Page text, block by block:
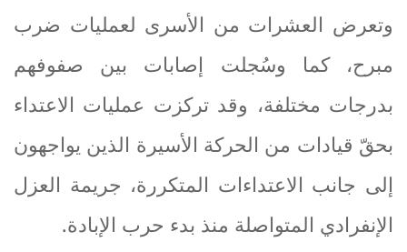
وتعرض العشرات من الأسرى لعمليات ضرب
مبرح، كما وسُجلت إصابات بين صفوفهم
بدرجات مختلفة، وقد تركزت عمليات الاعتداء
بحقّ قيادات من الحركة الأسيرة الذين يواجهون
إلى جانب الاعتداءات المتكررة، جريمة العزل
الإنفرادي المتواصلة منذ بدء حرب الإبادة.